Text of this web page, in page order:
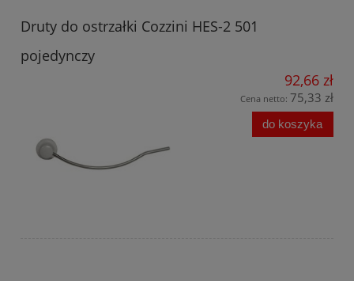
Druty do ostrzałki Cozzini HES-2 501
pojedynczy
92,66 zł
Cena netto: 75,33 zł
do koszyka